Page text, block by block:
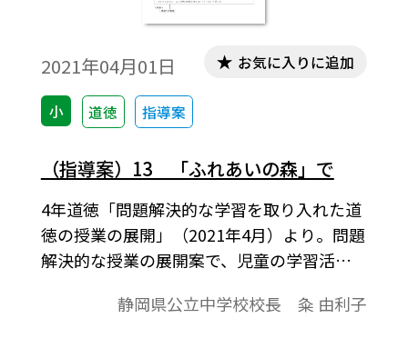
2021年04月01日
小 道徳 指導案
お気に入りに追加
（指導案）13 「ふれあいの森」で
4年道徳「問題解決的な学習を取り入れた道
徳の授業の展開」（2021年4月）より。問題
解決的な授業の展開案で、児童の学習活動
た。（ねらい）自然の不思議さを感じ取
静岡県公立中学校校長 粂 由利子